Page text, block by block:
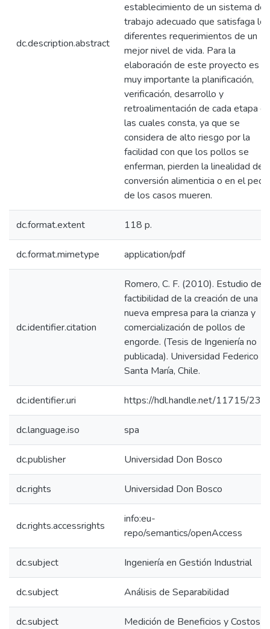
dc.description.abstract
establecimiento de un sistema de
trabajo adecuado que satisfaga los
diferentes requerimientos de un
mejor nivel de vida. Para la
elaboración de este proyecto es
muy importante la planificación,
verificación, desarrollo y
retroalimentación de cada etapa
las cuales consta, ya que se
considera de alto riesgo por la
facilidad con que los pollos se
enferman, pierden la linealidad de
conversión alimenticia o en el peor
de los casos mueren.
dc.format.extent 118 p.
dc.format.mimetype application/pdf
dc.identifier.citation
Romero, C. F. (2010). Estudio de
factibilidad de la creación de una
nueva empresa para la crianza y
comercialización de pollos de
engorde. (Tesis de Ingeniería no
publicada). Universidad Federico
Santa María, Chile.
dc.identifier.uri https://hdl.handle.net/11715/
dc.language.iso spa
dc.publisher Universidad Don Bosco
dc.rights Universidad Don Bosco
dc.rights.accessrights
info:eu-
repo/semantics/openAccess
dc.subject Ingeniería en Gestión Industrial
dc.subject Análisis de Separabilidad
dc.subject Medición de Beneficios y Costos